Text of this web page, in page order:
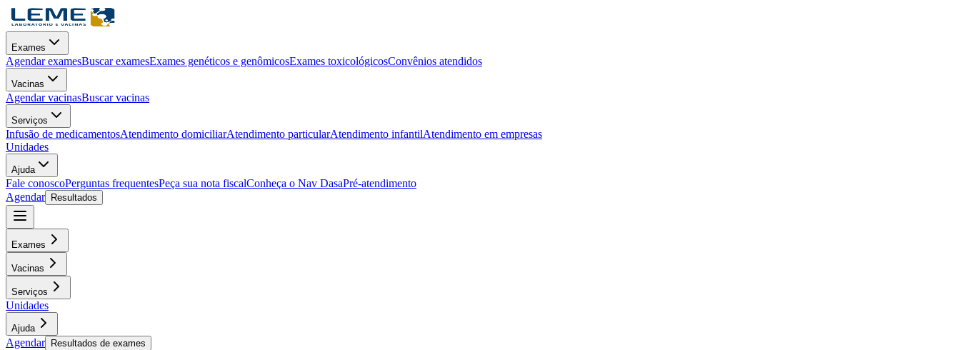
Exames
Agendar examesBuscar examesExames genéticos e genômicosExames toxicológicosConvênios atendidos
Vacinas
Agendar vacinasBuscar vacinas
Serviços
Infusão de medicamentosAtendimento domiciliarAtendimento particularAtendimento infantilAtendimento em empresas
Unidades
Ajuda
Fale conoscoPerguntas frequentesPeça sua nota fiscalConheça o Nav DasaPré-atendimento
Agendar
Resultados
Exames
Vacinas
Serviços
Unidades
Ajuda
Agendar Resultados de exames